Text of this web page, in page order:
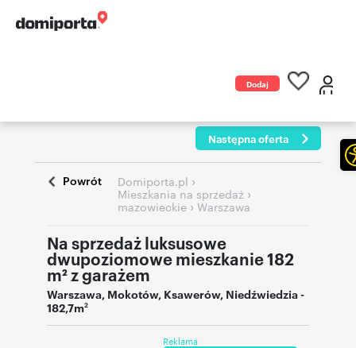
Dodaj
Następna oferta
Powrót Domiporta.pl ›
Mieszkania na sprzedaż ›
mazowieckie › Warszawa
Na sprzedaż luksusowe
dwupoziomowe mieszkanie 182
m² z garażem
Warszawa, Mokotów, Ksawerów, Niedźwiedzia-
182,7m2
Reklama